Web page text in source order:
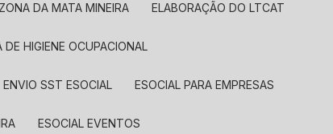
DA MATA MINEIRA ELABORAÇÃO DO LTCAT
DE HIGIENE OCUPACIONAL
ENVIO SST ESOCIAL ESOCIAL PARA EMPRESAS
ESOCIAL EVENTOS